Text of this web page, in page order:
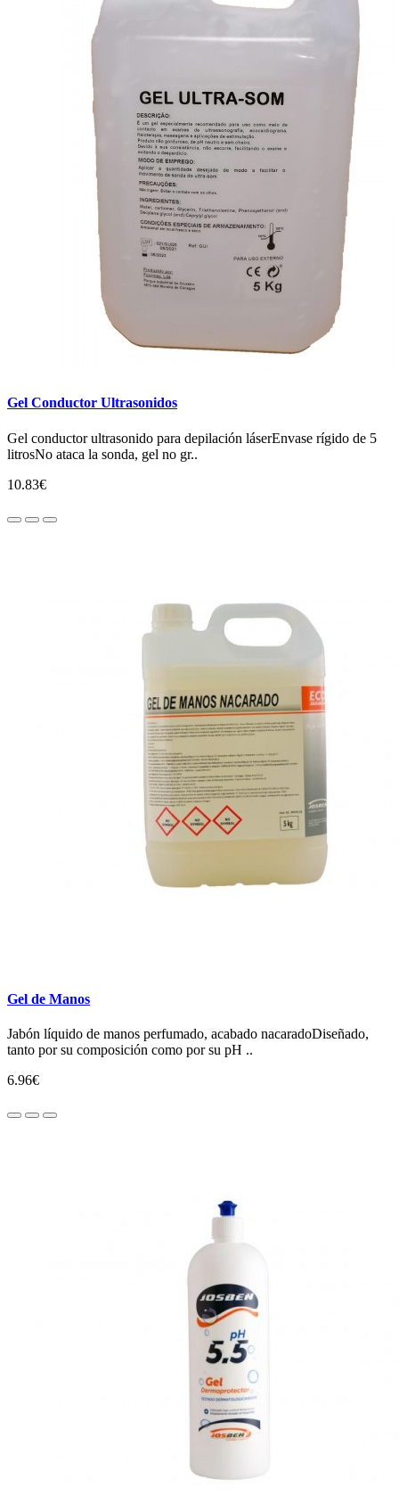
Gel Conductor Ultrasonidos
Gel conductor ultrasonido para depilación láserEnvase rígido de 5
litrosNo ataca la sonda, gel no gr..
10.83€
Gel de Manos
Jabón líquido de manos perfumado, acabado nacaradoDiseñado,
tanto por su composición como por su pH ..
6.96€